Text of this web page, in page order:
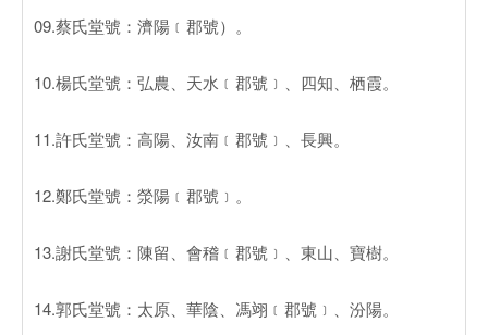
09.蔡氏堂號：濟陽﹝郡號）。
10.楊氏堂號：弘農、天水﹝郡號﹞、四知、栖霞。
11.許氏堂號：高陽、汝南﹝郡號﹞、長興。
12.鄭氏堂號：滎陽﹝郡號﹞。
13.謝氏堂號：陳留、會稽﹝郡號﹞、東山、寶樹。
14.郭氏堂號：太原、華陰、馮翊﹝郡號﹞、汾陽。